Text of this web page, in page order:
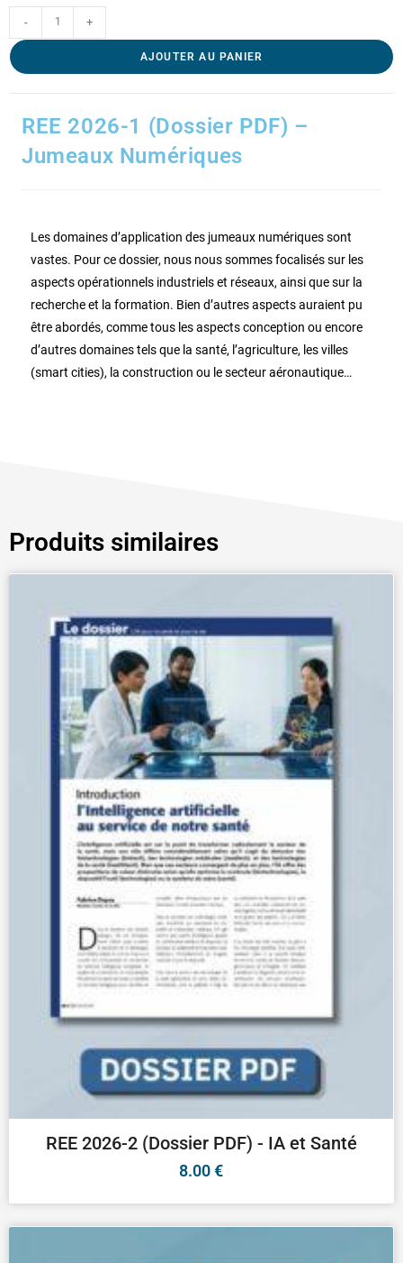
- +
AJOUTER AU PANIER
REE 2026-1 (Dossier PDF) –
Jumeaux Numériques
Les domaines d’application des jumeaux numériques sont
vastes. Pour ce dossier, nous nous sommes focalisés sur les
aspects opérationnels industriels et réseaux, ainsi que sur la
recherche et la formation. Bien d’autres aspects auraient pu
être abordés, comme tous les aspects conception ou encore
d’autres domaines tels que la santé, l’agriculture, les villes
(smart cities), la construction ou le secteur aéronautique…
Produits similaires
REE 2026-2 (Dossier PDF) - IA et Santé
8.00€